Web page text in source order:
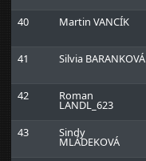
40 Martin VANCÍK
41 Silvia BARANKOVÁ
42
Roman
LANDL_623
43
Sindy
MLÁDEKOVÁ